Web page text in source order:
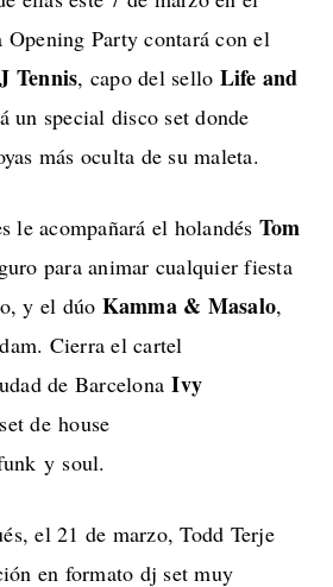
Party contará con el
Tennis, capo del sello Life and
un special disco set donde
más oculta de su maleta.
le acompañará el holandés Tom
para animar cualquier fiesta
y el dúo Kamma & Masalo,
Cierra el cartel
de BarcelonaIvy
de house
y soul.
el 21 de marzo, Todd Terje
en formato dj set muy